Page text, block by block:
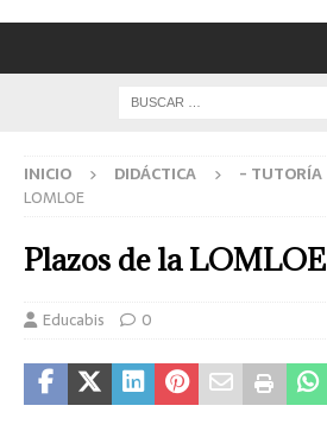
INICIO DIDÁCTICA - TUTORÍA
LOMLOE
Plazos de la LOMLOE
Educabis 0